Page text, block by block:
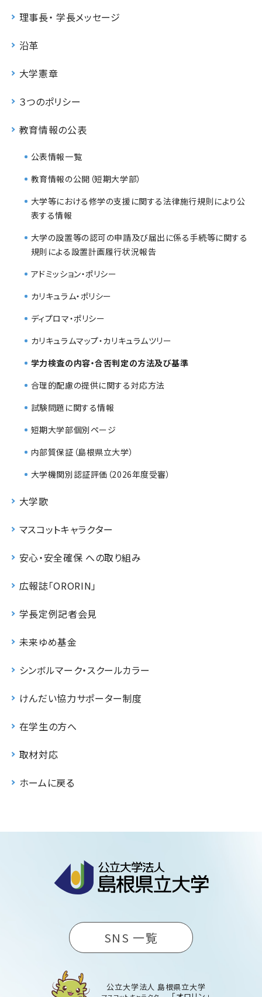
理事長・ 学長メッセージ
沿革
大学憲章
３つのポリシー
教育情報の公表
公表情報一覧
教育情報の公開（短期大学部）
大学等における修学の支援に関する法律施行規則により公
表する情報
大学の設置等の認可の申請及び届出に係る手続等に関する
規則による設置計画履行状況報告
アドミッション・ポリシー
カリキュラム・ポリシー
ディプロマ・ポリシー
カリキュラムマップ・カリキュラムツリー
学力検査の内容・合否判定の方法及び基準
合理的配慮の提供に関する対応方法
試験問題に関する情報
短期大学部個別ページ
内部質保証（島根県立大学）
大学機関別認証評価（2026年度受審）
大学歌
マスコットキャラクター
安心・安全確保 への取り組み
広報誌「ORORIN」
学長定例記者会見
未来ゆめ基金
シンボルマーク・スクールカラー
けんだい協力サポーター制度
在学生の方へ
取材対応
ホームに戻る
SNS 一覧
公立大学法人 島根県立大学